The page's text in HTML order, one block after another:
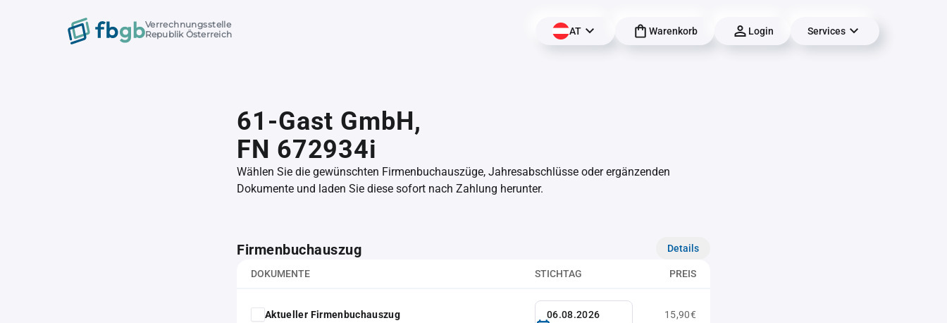
Verrechnungsstelle
Republik Österreich
AT Warenkorb Login Services
61-Gast GmbH,
FN 672934i
Wählen Sie die gewünschten Firmenbuchauszüge, Jahresabschlüsse oder ergänzenden
Dokumente und laden Sie diese sofort nach Zahlung herunter.
Firmenbuchauszug Details
DOKUMENTE STICHTAG PREIS
Aktueller Firmenbuchauszug 15,90€